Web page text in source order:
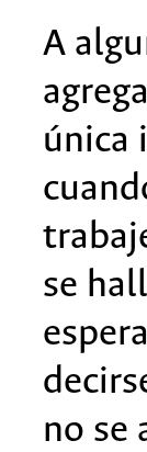
A
única
se
no se